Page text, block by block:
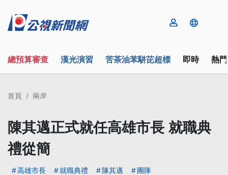
總預算審查 漢光演習 苦茶油苯駢芘超標 即時 熱
首頁 兩岸
陳其邁正式就任高雄市長 就職典
禮從簡
高雄市長 就職典禮 陳其邁 團隊